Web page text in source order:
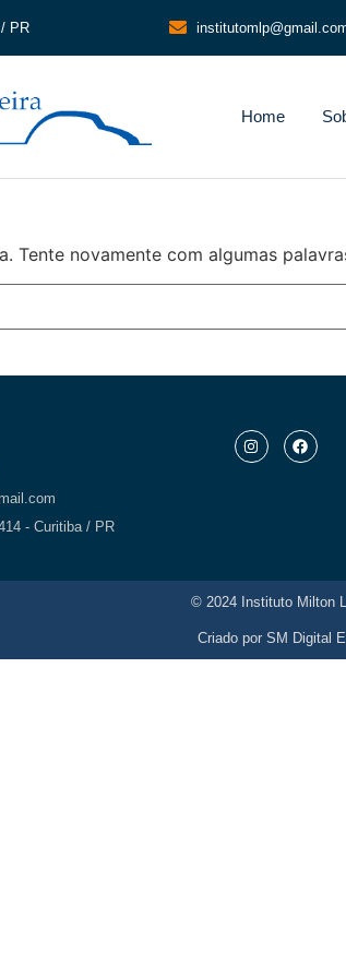
PR
Home
Tente novamente com algumas
- Curitiba / PR
© 2024 Instituto Milton
Criado por SM Digital